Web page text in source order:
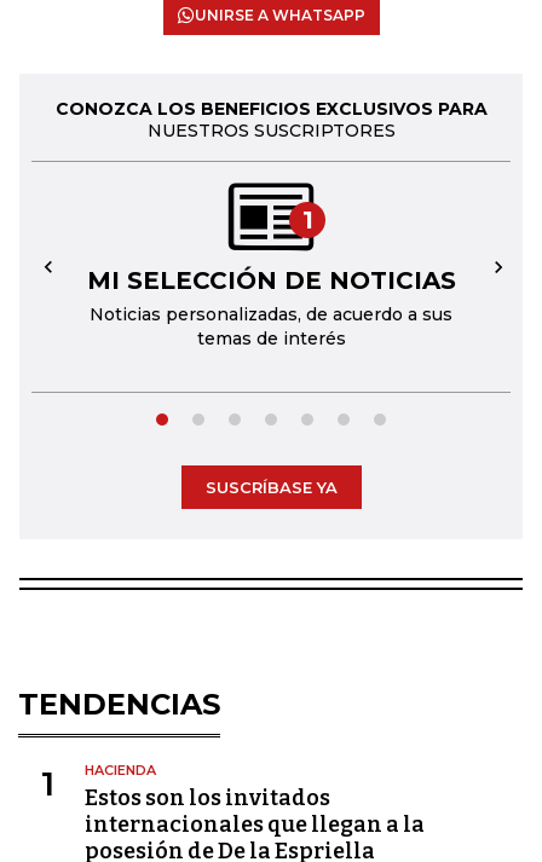
UNIRSE A WHATSAPP
CONOZCA LOS BENEFICIOS EXCLUSIVOS PARA
NUESTROS SUSCRIPTORES
1
MI SELECCIÓN DE NOTICIAS
Noticias personalizadas, de acuerdo a sus
temas de interés
← →
SUSCRÍBASE YA
TENDENCIAS
1 HACIENDA
Estos son los invitados
internacionales que llegan a la
posesión de De la Espriella